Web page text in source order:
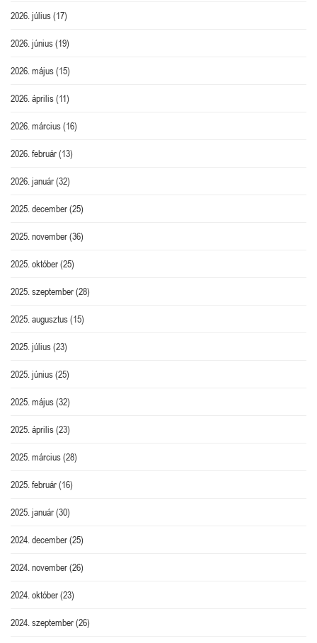
2026. július(17)
2026. június(19)
2026. május(15)
2026. április(11)
2026. március(16)
2026. február(13)
2026. január(32)
2025. december(25)
2025. november(36)
2025. október(25)
2025. szeptember(28)
2025. augusztus(15)
2025. július(23)
2025. június(25)
2025. május(32)
2025. április(23)
2025. március(28)
2025. február(16)
2025. január(30)
2024. december(25)
2024. november(26)
2024. október(23)
2024. szeptember(26)